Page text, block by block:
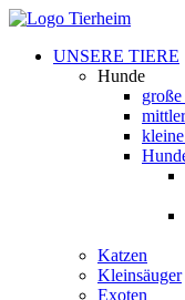
UNSERE TIERE
Hunde
Katzen
Kleinsäuger
Exoten